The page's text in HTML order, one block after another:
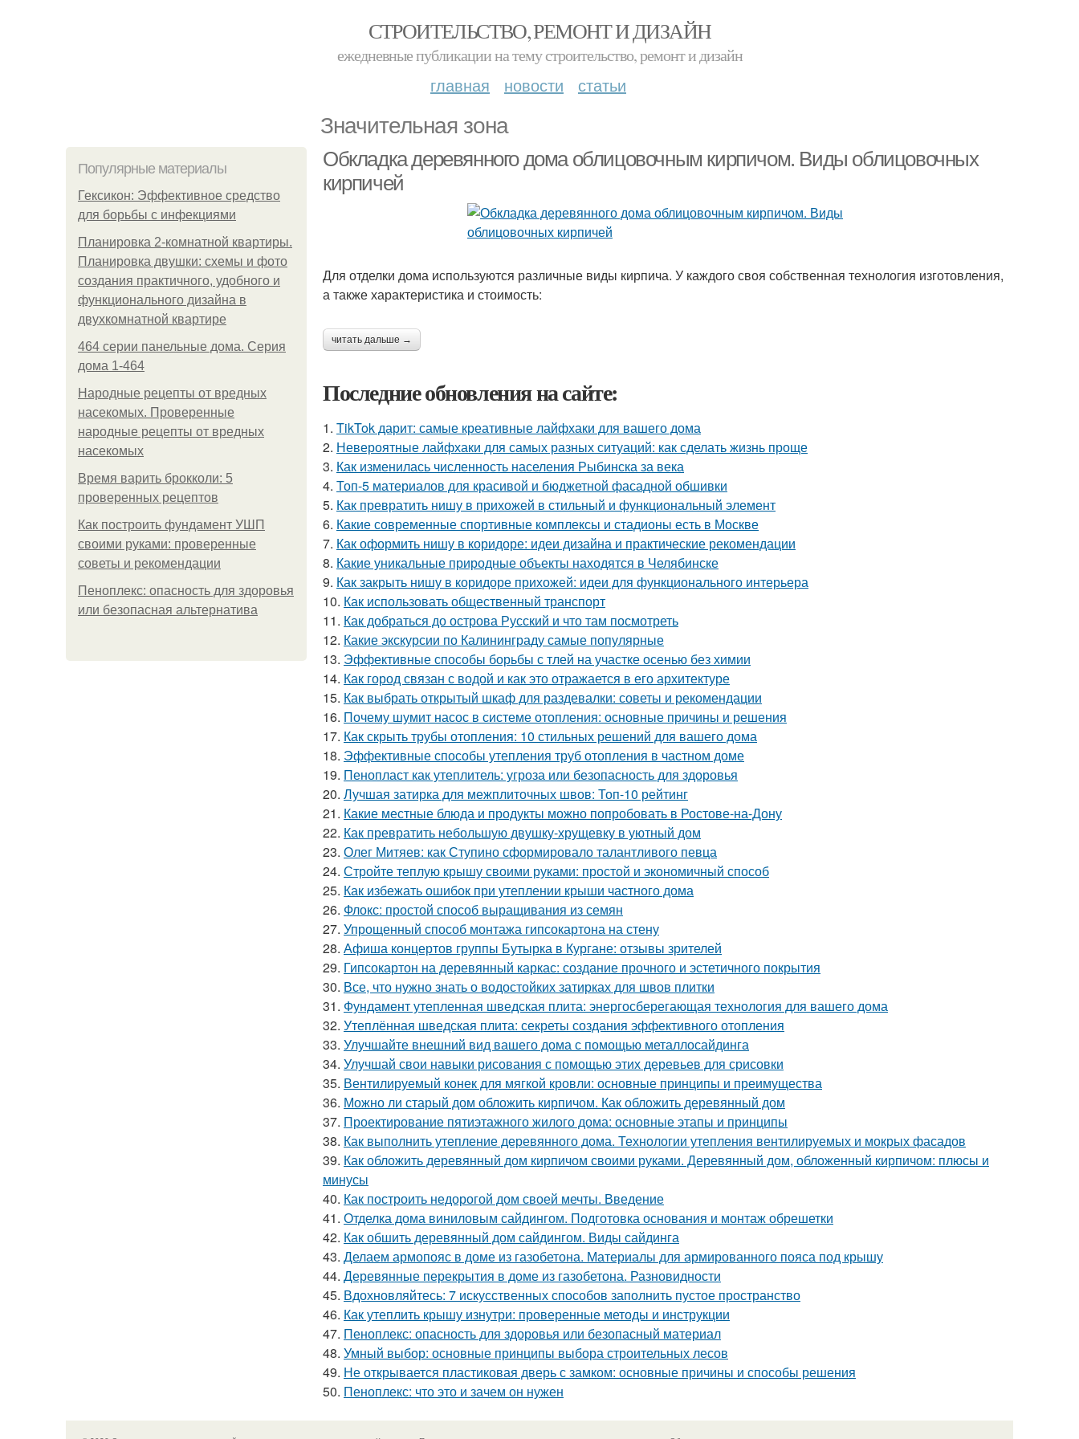
СТРОИТЕЛЬСТВО, РЕМОНТ И ДИЗАЙН
ежедневные публикации на тему строительство, ремонт и дизайн
главная новости статьи
Значительная зона
Популярные материалы
Гексикон: Эффективное средство
для борьбы с инфекциями
Планировка 2-комнатной квартиры.
Планировка двушки: схемы и фото
создания практичного, удобного и
функционального дизайна в
двухкомнатной квартире
464 серии панельные дома. Серия
дома 1-464
Народные рецепты от вредных
насекомых. Проверенные
народные рецепты от вредных
насекомых
Время варить брокколи: 5
проверенных рецептов
Как построить фундамент УШП
своими руками: проверенные
советы и рекомендации
Пеноплекс: опасность для здоровья
или безопасная альтернатива
Обкладка деревянного дома облицовочным кирпичом. Виды облицовочных
кирпичей
Для отделки дома используются различные виды кирпича. У каждого своя собственная технология изготовления,
а также характеристика и стоимость:
читать дальше →
Последние обновления на сайте:
1. TikTok дарит: самые креативные лайфхаки для вашего дома
2. Невероятные лайфхаки для самых разных ситуаций: как сделать жизнь проще
3. Как изменилась численность населения Рыбинска за века
4. Топ-5 материалов для красивой и бюджетной фасадной обшивки
5. Как превратить нишу в прихожей в стильный и функциональный элемент
6. Какие современные спортивные комплексы и стадионы есть в Москве
7. Как оформить нишу в коридоре: идеи дизайна и практические рекомендации
8. Какие уникальные природные объекты находятся в Челябинске
9. Как закрыть нишу в коридоре прихожей: идеи для функционального интерьера
10. Как использовать общественный транспорт
11. Как добраться до острова Русский и что там посмотреть
12. Какие экскурсии по Калининграду самые популярные
13. Эффективные способы борьбы с тлей на участке осенью без химии
14. Как город связан с водой и как это отражается в его архитектуре
15. Как выбрать открытый шкаф для раздевалки: советы и рекомендации
16. Почему шумит насос в системе отопления: основные причины и решения
17. Как скрыть трубы отопления: 10 стильных решений для вашего дома
18. Эффективные способы утепления труб отопления в частном доме
19. Пенопласт как утеплитель: угроза или безопасность для здоровья
20. Лучшая затирка для межплиточных швов: Топ-10 рейтинг
21. Какие местные блюда и продукты можно попробовать в Ростове-на-Дону
22. Как превратить небольшую двушку-хрущевку в уютный дом
23. Олег Митяев: как Ступино сформировало талантливого певца
24. Стройте теплую крышу своими руками: простой и экономичный способ
25. Как избежать ошибок при утеплении крыши частного дома
26. Флокс: простой способ выращивания из семян
27. Упрощенный способ монтажа гипсокартона на стену
28. Афиша концертов группы Бутырка в Кургане: отзывы зрителей
29. Гипсокартон на деревянный каркас: создание прочного и эстетичного покрытия
30. Все, что нужно знать о водостойких затирках для швов плитки
31. Фундамент утепленная шведская плита: энергосберегающая технология для вашего дома
32. Утеплённая шведская плита: секреты создания эффективного отопления
33. Улучшайте внешний вид вашего дома с помощью металлосайдинга
34. Улучшай свои навыки рисования с помощью этих деревьев для срисовки
35. Вентилируемый конек для мягкой кровли: основные принципы и преимущества
36. Можно ли старый дом обложить кирпичом. Как обложить деревянный дом
37. Проектирование пятиэтажного жилого дома: основные этапы и принципы
38. Как выполнить утепление деревянного дома. Технологии утепления вентилируемых и мокрых фасадов
39. Как обложить деревянный дом кирпичом своими руками. Деревянный дом, обложенный кирпичом: плюсы и
минусы
40. Как построить недорогой дом своей мечты. Введение
41. Отделка дома виниловым сайдингом. Подготовка основания и монтаж обрешетки
42. Как обшить деревянный дом сайдингом. Виды сайдинга
43. Делаем армопояс в доме из газобетона. Материалы для армированного пояса под крышу
44. Деревянные перекрытия в доме из газобетона. Разновидности
45. Вдохновляйтесь: 7 искусственных способов заполнить пустое пространство
46. Как утеплить крышу изнутри: проверенные методы и инструкции
47. Пеноплекс: опасность для здоровья или безопасный материал
48. Умный выбор: основные принципы выбора строительных лесов
49. Не открывается пластиковая дверь с замком: основные причины и способы решения
50. Пеноплекс: что это и зачем он нужен